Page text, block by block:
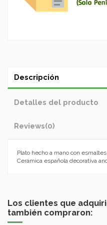
Descripción
Detalles del producto
Reviews(0)
Plato hecho a mano con
Cerámica española decorativa
Los clientes que
también compraron: